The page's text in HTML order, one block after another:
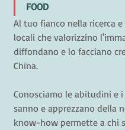
FOOD
Al tuo fianco nella ricerca
locali che valorizzino
diffondano e lo facciano
China.
Conosciamo le abitudini e
sanno e apprezzano della
know-how permette a chi